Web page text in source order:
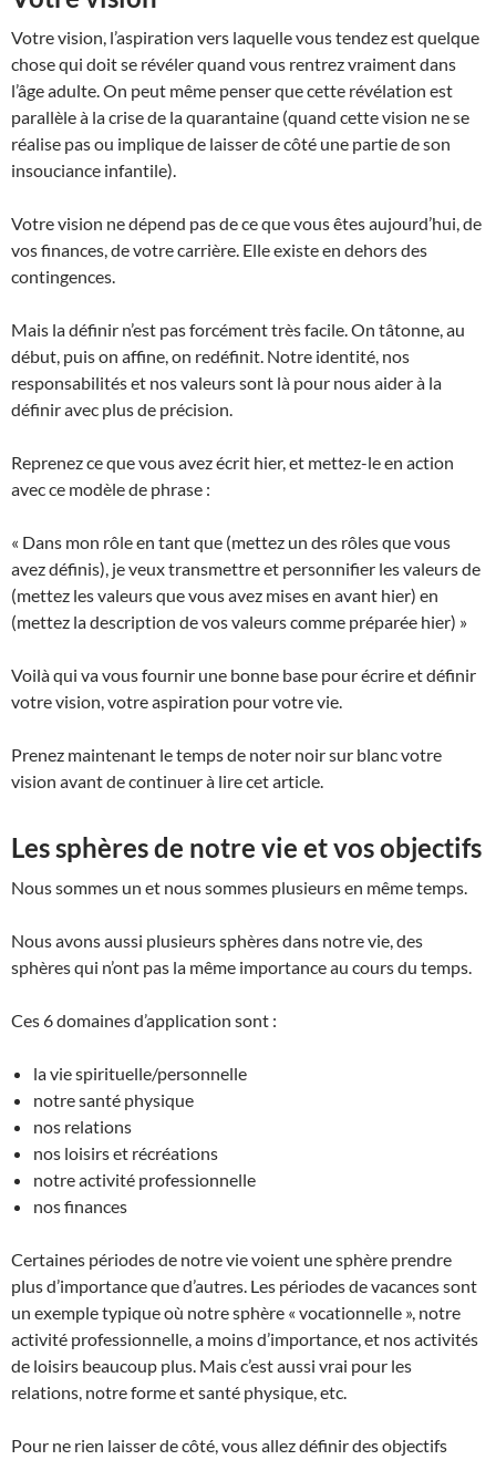
Votre vision, l’aspiration vers laquelle vous tendez est quelque
chose qui doit se révéler quand vous rentrez vraiment dans
l’âge adulte. On peut même penser que cette révélation est
parallèle à la crise de la quarantaine (quand cette vision ne se
réalise pas ou implique de laisser de côté une partie de son
insouciance infantile).
Votre vision ne dépend pas de ce que vous êtes aujourd’hui, de
vos finances, de votre carrière. Elle existe en dehors des
contingences.
Mais la définir n’est pas forcément très facile. On tâtonne, au
début, puis on affine, on redéfinit. Notre identité, nos
responsabilités et nos valeurs sont là pour nous aider à la
définir avec plus de précision.
Reprenez ce que vous avez écrit hier, et mettez-le en action
avec ce modèle de phrase :
« Dans mon rôle en tant que (mettez un des rôles que vous
avez définis), je veux transmettre et personnifier les valeurs de
(mettez les valeurs que vous avez mises en avant hier) en
(mettez la description de vos valeurs comme préparée hier) »
Voilà qui va vous fournir une bonne base pour écrire et définir
votre vision, votre aspiration pour votre vie.
Prenez maintenant le temps de noter noir sur blanc votre
vision avant de continuer à lire cet article.
Les sphères de notre vie et vos objectifs
Nous sommes un et nous sommes plusieurs en même temps.
Nous avons aussi plusieurs sphères dans notre vie, des
sphères qui n’ont pas la même importance au cours du temps.
Ces 6 domaines d’application sont :
la vie spirituelle/personnelle
notre santé physique
nos relations
nos loisirs et récréations
notre activité professionnelle
nos finances
Certaines périodes de notre vie voient une sphère prendre
plus d’importance que d’autres. Les périodes de vacances sont
un exemple typique où notre sphère « vocationnelle », notre
activité professionnelle, a moins d’importance, et nos activités
de loisirs beaucoup plus. Mais c’est aussi vrai pour les
relations, notre forme et santé physique, etc.
Pour ne rien laisser de côté, vous allez définir des objectifs